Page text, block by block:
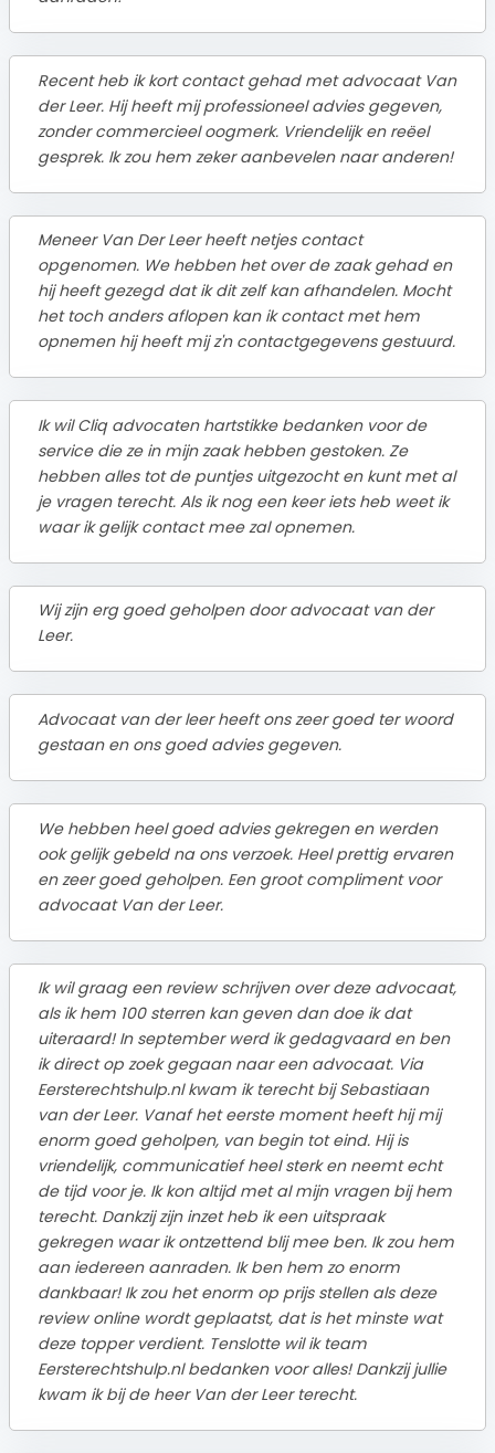
Recent heb ik kort contact gehad met advocaat Van
der Leer. Hij heeft mij professioneel advies gegeven,
zonder commercieel oogmerk. Vriendelijk en reëel
gesprek. Ik zou hem zeker aanbevelen naar anderen!
Meneer Van Der Leer heeft netjes contact
opgenomen. We hebben het over de zaak gehad en
hij heeft gezegd dat ik dit zelf kan afhandelen. Mocht
het toch anders aflopen kan ik contact met hem
opnemen hij heeft mij z'n contactgegevens gestuurd.
Ik wil Cliq advocaten hartstikke bedanken voor de
service die ze in mijn zaak hebben gestoken. Ze
hebben alles tot de puntjes uitgezocht en kunt met al
je vragen terecht. Als ik nog een keer iets heb weet ik
waar ik gelijk contact mee zal opnemen.
Wij zijn erg goed geholpen door advocaat van der
Leer.
Advocaat van der leer heeft ons zeer goed ter woord
gestaan en ons goed advies gegeven.
We hebben heel goed advies gekregen en werden
ook gelijk gebeld na ons verzoek. Heel prettig ervaren
en zeer goed geholpen. Een groot compliment voor
advocaat Van der Leer.
Ik wil graag een review schrijven over deze advocaat,
als ik hem 100 sterren kan geven dan doe ik dat
uiteraard! In september werd ik gedagvaard en ben
ik direct op zoek gegaan naar een advocaat. Via
Eersterechtshulp.nl kwam ik terecht bij Sebastiaan
van der Leer. Vanaf het eerste moment heeft hij mij
enorm goed geholpen, van begin tot eind. Hij is
vriendelijk, communicatief heel sterk en neemt echt
de tijd voor je. Ik kon altijd met al mijn vragen bij hem
terecht. Dankzij zijn inzet heb ik een uitspraak
gekregen waar ik ontzettend blij mee ben. Ik zou hem
aan iedereen aanraden. Ik ben hem zo enorm
dankbaar! Ik zou het enorm op prijs stellen als deze
review online wordt geplaatst, dat is het minste wat
deze topper verdient. Tenslotte wil ik team
Eersterechtshulp.nl bedanken voor alles! Dankzij jullie
kwam ik bij de heer Van der Leer terecht.